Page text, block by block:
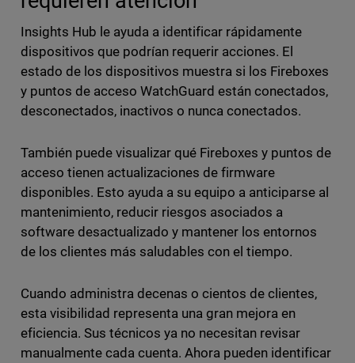
Insights Hub le ayuda a identificar rápidamente
dispositivos que podrían requerir acciones. El
estado de los dispositivos muestra si los Fireboxes
y puntos de acceso WatchGuard están conectados,
desconectados, inactivos o nunca conectados.
También puede visualizar qué Fireboxes y puntos de
acceso tienen actualizaciones de firmware
disponibles. Esto ayuda a su equipo a anticiparse al
mantenimiento, reducir riesgos asociados a
software desactualizado y mantener los entornos
de los clientes más saludables con el tiempo.
Cuando administra decenas o cientos de clientes,
esta visibilidad representa una gran mejora en
eficiencia. Sus técnicos ya no necesitan revisar
manualmente cada cuenta. Ahora pueden identificar